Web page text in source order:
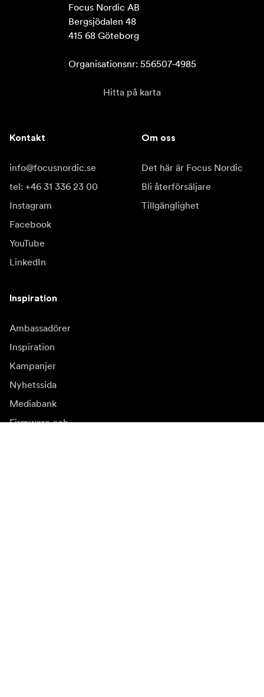
Focus Nordic AB
Bergsjödalen 48
415 68 Göteborg
Organisationsnr: 556507-4985
Hitta på karta
Kontakt
info@focusnordic.se
tel: +46 31 336 23 00
Instagram
Facebook
YouTube
LinkedIn
Om oss
Det här är Focus Nordic
Bli återförsäljare
Tillgänglighet
Inspiration
Ambassadörer
Inspiration
Kampanjer
Nyhetssida
Mediabank
Firmware och